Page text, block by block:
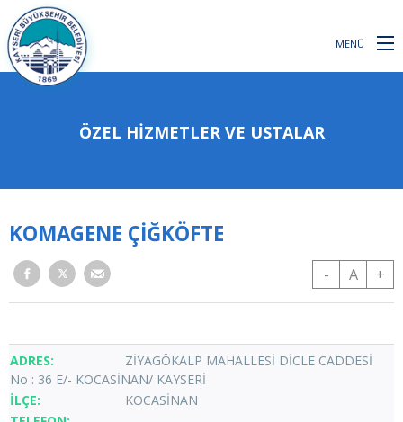
MENÜ
ÖZEL HİZMETLER VE USTALAR
KOMAGENE ÇİĞKÖFTE
- A +
ZİYAGÖKALP MAHALLESİ DİCLE CADDESİ
No : 36 E/- KOCASİNAN/ KAYSERİ
KOCASİNAN